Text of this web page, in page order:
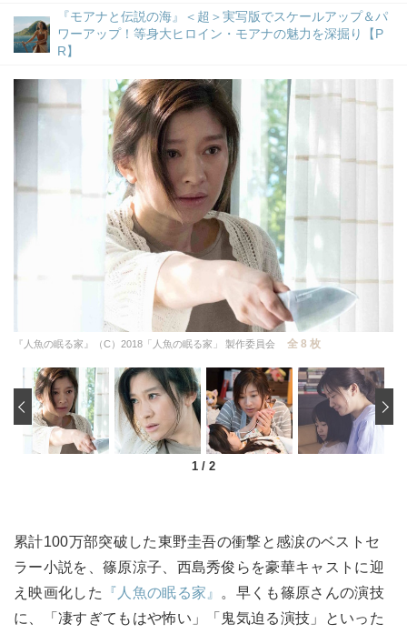
『モアナと伝説の海』＜超＞実写版でスケールアップ＆パ
ワーアップ！等身大ヒロイン・モアナの魅力を深掘り【P
R】
『人魚の眠る家』（C）2018「人魚の眠る家」 製作委員会 全 8 枚
1 / 2
‹
累計100万部突破した東野圭吾の衝撃と感涙のベストセ
ラー小説を、篠原涼子、西島秀俊らを豪華キャストに迎
え映画化した
『人魚の眠る家』 。早くも篠原さんの演技
に、「凄すぎてもはや怖い」「鬼気迫る演技」といった